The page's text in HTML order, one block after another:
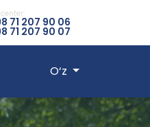
71 207 90 06
71 207 90 07
O‘z